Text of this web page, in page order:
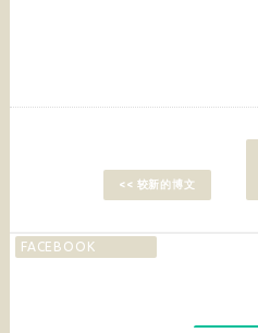
<< 较新的博文
FACEBOOK